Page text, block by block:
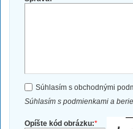
Súhlasím s obchodnými
Súhlasím s podmienkami a
Opíšte kód obrázku:*